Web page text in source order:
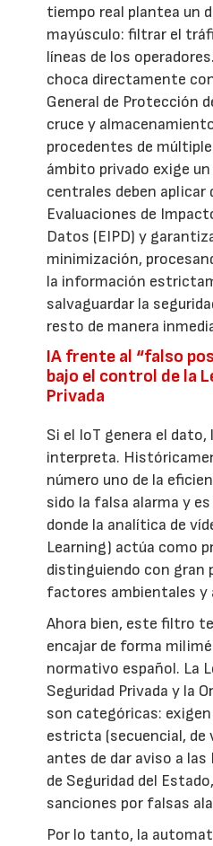
tiempo real plantea un
mayúsculo: filtrar el
líneas de los
choca directamente
General de Protección
cruce y
procedentes de
ámbito privado exige
centrales deben
Evaluaciones de
Datos (EIPD) y
minimización,
la información
salvaguardar la
resto de manera
IA frente al “falso
bajo el control de la
Privada
Si el IoT genera el dato,
interpreta.
número uno de la
sido la falsa alarma y
donde la analítica de
Learning) actúa como
distinguiendo con gran
factores ambientales y
Ahora bien, este filtro
encajar de forma
normativo español. La
Seguridad Privada y la
son categóricas:
estricta (secuencial, de
antes de dar aviso a las
de Seguridad del
sanciones por falsas
Por lo tanto, la